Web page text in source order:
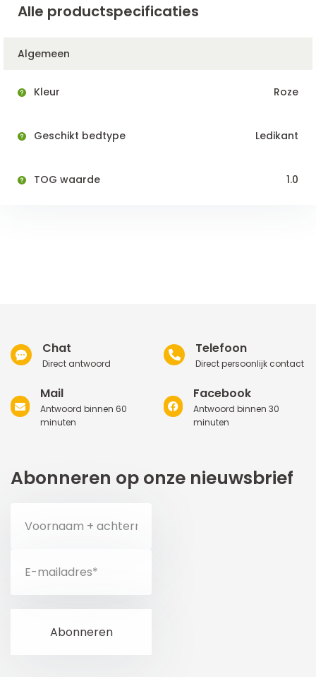
Alle productspecificaties
Algemeen
Kleur Roze
Geschikt bedtype Ledikant
TOG waarde 1.0
Chat
Direct antwoord
Telefoon
Direct persoonlijk contact
Mail
Antwoord binnen 60
minuten
Facebook
Antwoord binnen 30
minuten
Abonneren op onze nieuwsbrief